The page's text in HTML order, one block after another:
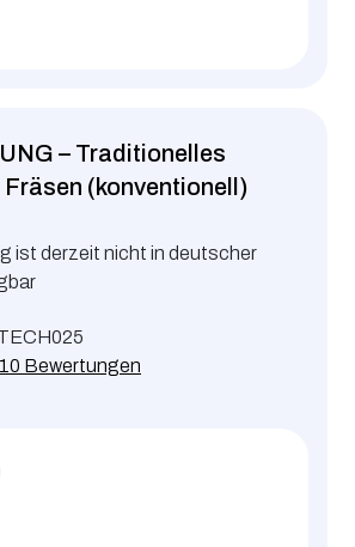
– Traditionelles
Fräsen (konventionell)
ist derzeit nicht in deutscher
10 Bewertungen